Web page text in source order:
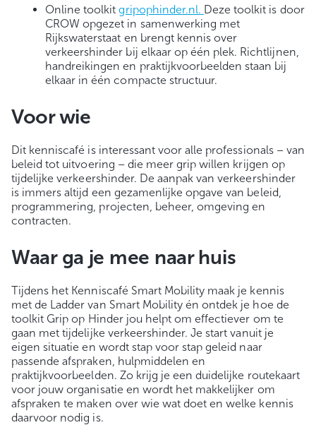
Online toolkitgripophinder.nl. Deze toolkit is door
CROW opgezet in samenwerking met
Rijkswaterstaat en brengt kennis over
verkeershinder bij elkaar op één plek. Richtlijnen,
handreikingen en praktijkvoorbeelden staan bij
elkaar in één compacte structuur.
Voor wie
Dit kenniscafé is interessant voor alle professionals – van
beleid tot uitvoering – die meer grip willen krijgen op
tijdelijke verkeershinder. De aanpak van verkeershinder
is immers altijd een gezamenlijke opgave van beleid,
programmering, projecten, beheer, omgeving en
contracten.
Waar ga je mee naar huis
Tijdens het Kenniscafé Smart Mobility maak je kennis
met de Ladder van Smart Mobility én ontdek je hoe de
toolkit Grip op Hinder jou helpt om effectiever om te
gaan met tijdelijke verkeershinder. Je start vanuit je
eigen situatie en wordt stap voor stap geleid naar
passende afspraken, hulpmiddelen en
praktijkvoorbeelden. Zo krijg je een duidelijke routekaart
voor jouw organisatie en wordt het makkelijker om
afspraken te maken over wie wat doet en welke kennis
daarvoor nodig is.